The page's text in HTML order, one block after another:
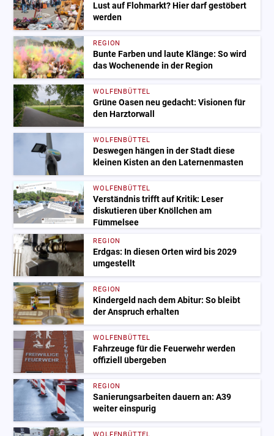
Lust auf Flohmarkt? Hier darf gestöbert
werden
REGION
Bunte Farben und laute Klänge: So wird
das Wochenende in der Region
WOLFENBÜTTEL
Grüne Oasen neu gedacht: Visionen für
den Harztorwall
WOLFENBÜTTEL
Deswegen hängen in der Stadt diese
kleinen Kisten an den Laternenmasten
WOLFENBÜTTEL
Verständnis trifft auf Kritik: Leser
diskutieren über Knöllchen am
Fümmelsee
REGION
Erdgas: In diesen Orten wird bis 2029
umgestellt
REGION
Kindergeld nach dem Abitur: So bleibt
der Anspruch erhalten
WOLFENBÜTTEL
Fahrzeuge für die Feuerwehr werden
offiziell übergeben
REGION
Sanierungsarbeiten dauern an: A39
weiter einspurig